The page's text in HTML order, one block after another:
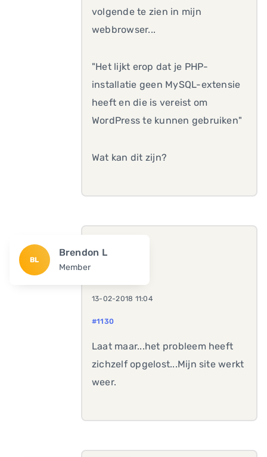
volgende te zien in mijn
webbrowser...
"Het lijkt erop dat je PHP-
installatie geen MySQL-extensie
heeft en die is vereist om
WordPress te kunnen gebruiken"
Wat kan dit zijn?
BL
Brendon L
Member
13-02-2018 11:04
#1130
Laat maar...het probleem heeft
zichzelf opgelost...Mijn site werkt
weer.